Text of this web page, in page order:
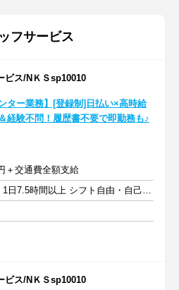
フサービス
ビス/NＫＳsp10010
ンター業務】[登録制]日払い×高時給
経験不問！履歴書不要で即勤務も♪
＋交通費全額支給
週3日以上 1日7.5時間以上 シフト自由・自己申告
ビス/NＫＳsp10010